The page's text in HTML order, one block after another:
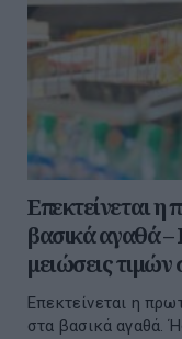
Επεκτείνεται η
βασικά αγαθά
μειώσεις
Επεκτείνεται η
στα βασικά αγαθά.